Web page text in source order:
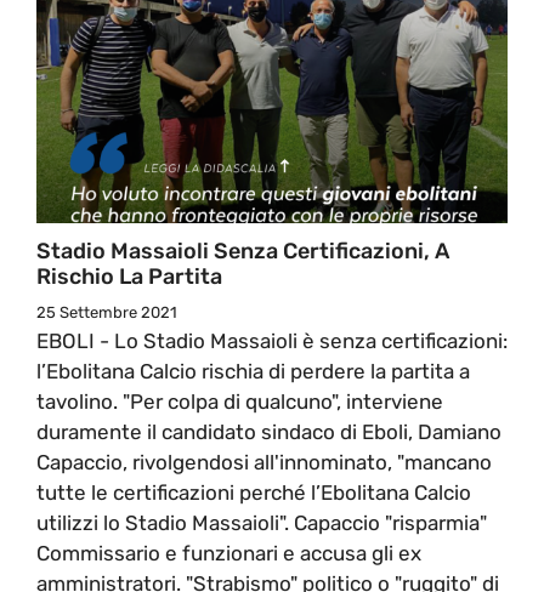
Stadio Massaioli Senza Certificazioni, A
Rischio La Partita
25 Settembre 2021
EBOLI - Lo Stadio Massaioli è senza certificazioni:
l’Ebolitana Calcio rischia di perdere la partita a
tavolino. "Per colpa di qualcuno", interviene
duramente il candidato sindaco di Eboli, Damiano
Capaccio, rivolgendosi all'innominato, "mancano
tutte le certificazioni perché l’Ebolitana Calcio
utilizzi lo Stadio Massaioli". Capaccio "risparmia"
Commissario e funzionari e accusa gli ex
amministratori. "Strabismo" politico o "ruggito" di